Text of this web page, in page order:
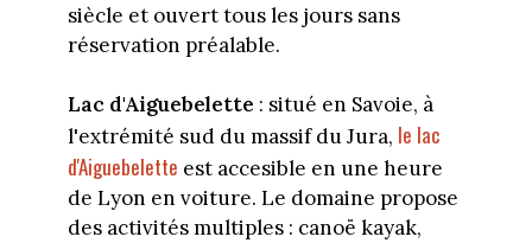
siècle et ouvert tous les jours sans
réservation préalable.
Lac d'Aiguebelette : situé en Savoie, à
l'extrémité sud du massif du Jura, le lac
d'Aiguebelette est accesible en une heure
de Lyon en voiture. Le domaine propose
des activités multiples : canoë kayak,